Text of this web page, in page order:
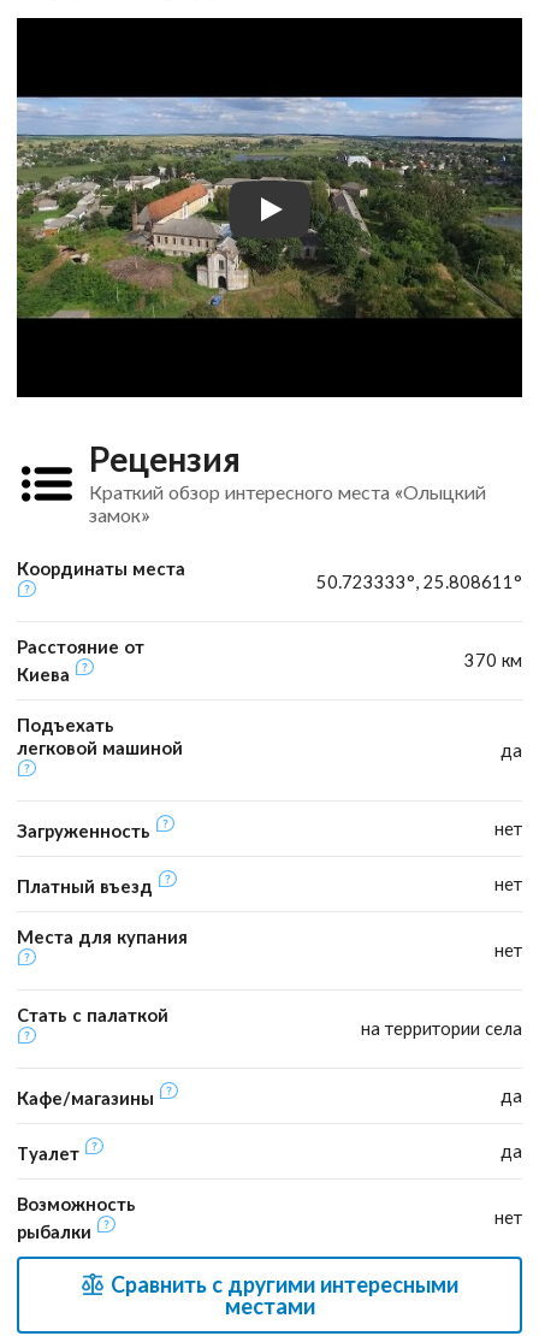
Рецензия
Краткий обзор интересного места «Олыцкий
замок»
Координаты места
50.723333°, 25.808611°
Расстояние от
Киева
370 км
Подъехать
легковой машиной
да
Загруженность нет
Платный въезд нет
Места для купания
нет
Стать с палаткой
на территории села
Кафе/магазины да
Туалет да
Возможность
рыбалки
нет
Сравнить с другими интересными
местами